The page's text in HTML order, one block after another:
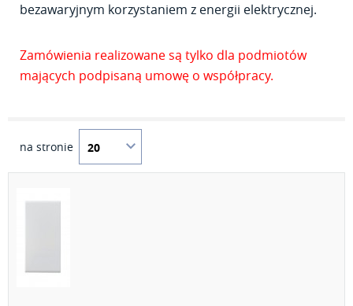
bezawaryjnym korzystaniem z energii elektrycznej.
Zamówienia realizowane są tylko dla podmiotów
mających podpisaną umowę o współpracy.
na stronie